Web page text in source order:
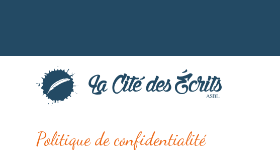
Politique de confidentialité